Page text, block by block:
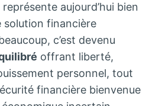
aujourd’hui bien
solution financière
c’est devenu
offrant liberté,
personnel, tout
financière bienvenue